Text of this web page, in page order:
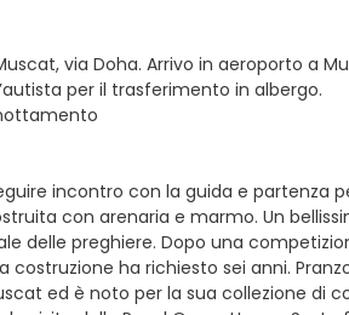
via Doha. Arrivo in aeroporto a
per il trasferimento in albergo.
incontro con la guida e partenza
con arenaria e marmo. Un
delle preghiere. Dopo una
costruzione ha richiesto sei anni.
ed è noto per la sua collezione di